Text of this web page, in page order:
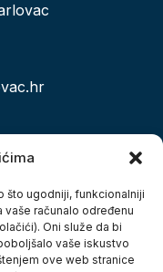
što ugodniji, funkcionalniji
vaše računalo određenu
Oni služe da bi
vaše iskustvo
ove web stranice